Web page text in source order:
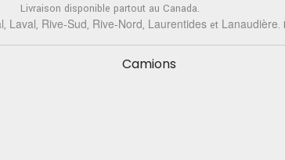
Livraison disponible partout au Canada.
, Laval, Rive-Sud, Rive-Nord, Laurentides et Lanaudière.
Camions